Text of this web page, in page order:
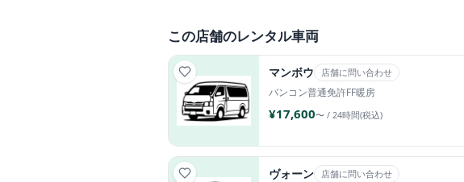
この店舗のレンタル車両
マンボウ 店舗に問い合わせ
バンコン普通免許FF暖房
¥17,600〜 / 24時間(税込)
ヴォーン 店舗に問い合わせ